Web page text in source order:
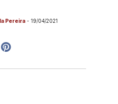
Pereira - 19/04/2021